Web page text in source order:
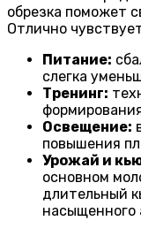
обрезка поможет
Отлично
Питание:
слегка
Тренинг:
Освещение:
повышения
Урожай и
основном
длительный
насыщенного